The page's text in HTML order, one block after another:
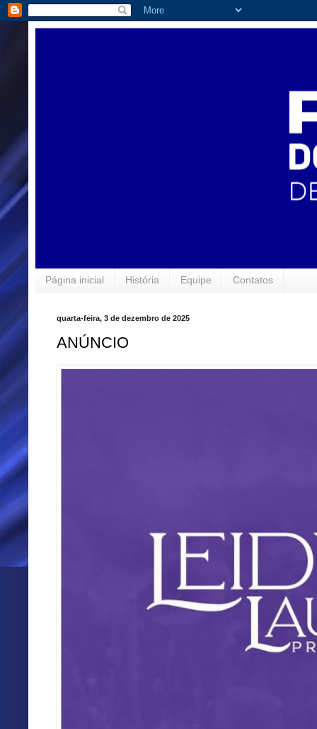
Página inicial História Equipe Contatos
quarta-feira, 3 de dezembro de 2025
ANÚNCIO